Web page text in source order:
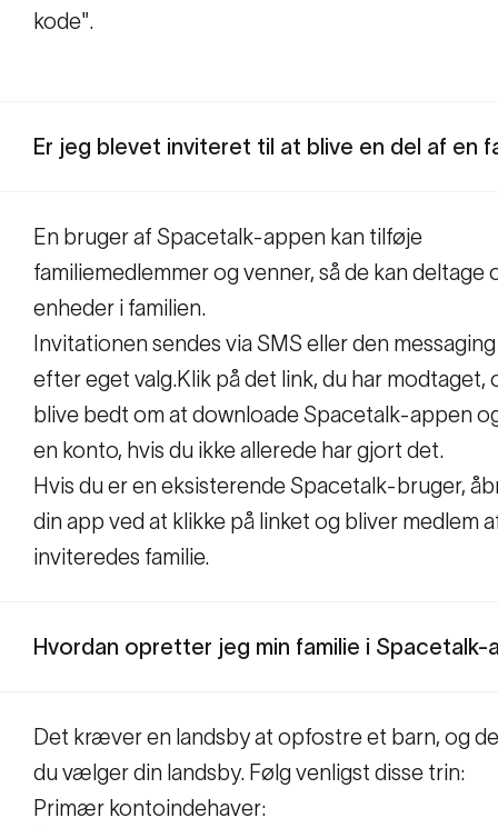
kode".
Er jeg blevet inviteret til at blive en del af en
En bruger af Spacetalk-appen kan tilføje
familiemedlemmer og venner, så de kan deltage
enheder i familien.
Invitationen sendes via SMS eller den
efter eget valg.Klik på det link, du har modtaget,
blive bedt om at downloade Spacetalk-appen
en konto, hvis du ikke allerede har gjort det.
Hvis du er en eksisterende Spacetalk-bruger,
din app ved at klikke på linket og bliver medlem
inviteredes familie.
Hvordan opretter jeg min familie i Spacetalk-
Det kræver en landsby at opfostre et barn, og
du vælger din landsby. Følg venligst disse trin:
Primær kontoindehaver: